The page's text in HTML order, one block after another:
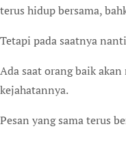
terus hidup bersama,
Tetapi pada saatnya
Ada saat orang baik
kejahatannya.
Pesan yang sama terus